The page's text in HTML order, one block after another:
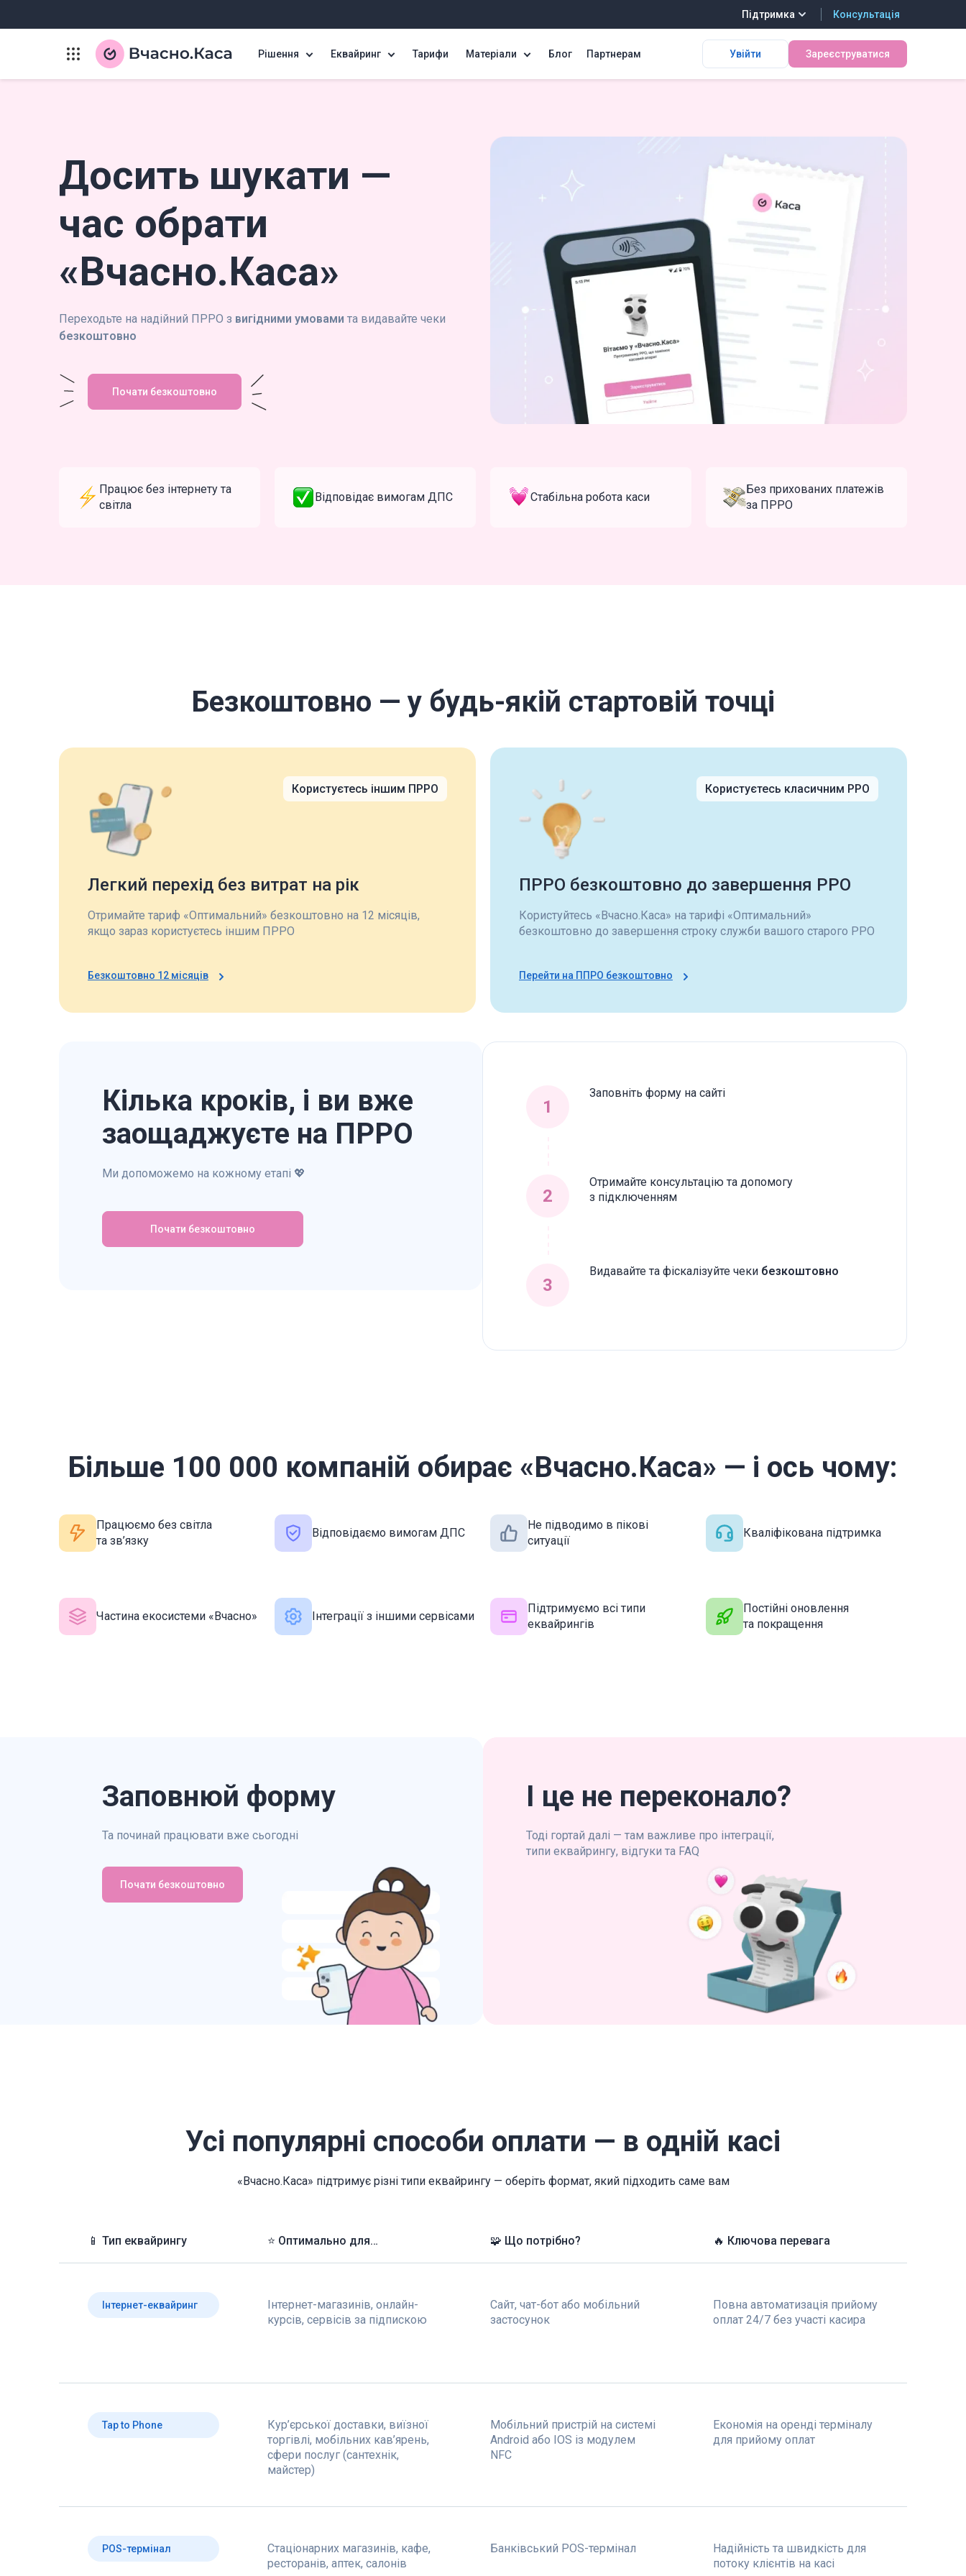
Підтримка Консультація
Рішення Еквайринг Тарифи Матеріали Блог Партнерам Увійти Зареєструватися
Досить шукати —
час обрати
«Вчасно.Каса»
Переходьте на надійний ПРРО з вигідними умовами та видавайте чеки
безкоштовно
Почати безкоштовно
Працює без інтернету та
світла
Відповідає вимогам ДПС Стабільна робота каси
Без прихованих платежів
за ПРРО
Безкоштовно — у будь-якій стартовій точці
Користуєтесь іншим ПРРО
Легкий перехід без витрат на рік
Отримайте тариф «Оптимальний» безкоштовно на 12 місяців,
якщо зараз користуєтесь іншим ПРРО
Безкоштовно 12 місяців
Користуєтесь класичним РРО
ПРРО безкоштовно до завершення РРО
Користуйтесь «Вчасно.Каса» на тарифі «Оптимальний»
безкоштовно до завершення строку служби вашого старого РРО
Перейти на ППРО безкоштовно
Кілька кроків, і ви вже
заощаджуєте на ПРРО
Ми допоможемо на кожному етапі 💖
Почати безкоштовно
Заповніть форму на сайті
Отримайте консультацію та допомогу
з підключенням
Видавайте та фіскалізуйте чеки безкоштовно
Більше 100 000 компаній обирає «Вчасно.Каса» — і ось чому:
Працюємо без світла
та зв’язку
Відповідаємо вимогам ДПС
Не підводимо в пікові
ситуації
Кваліфікована підтримка
Частина екосистеми «Вчасно» Інтеграції з іншими сервісами
Підтримуємо всі типи
еквайрингів
Постійні оновлення
та покращення
Заповнюй форму
Та починай працювати вже сьогодні
Почати безкоштовно
І це не переконало?
Тоді гортай далі — там важливе про інтеграції,
типи еквайрингу, відгуки та FAQ
Усі популярні способи оплати — в одній касі
«Вчасно.Каса» підтримує різні типи еквайрингу — оберіть формат, який підходить саме вам
📱 Тип еквайрингу ⭐ Оптимально для… 🧩 Що потрібно? 🔥 Ключова перевага
Інтернет-еквайринг
Інтернет-магазинів, онлайн-
курсів, сервісів за підпискою
Сайт, чат-бот або мобільний
застосунок
Повна автоматизація прийому
оплат 24/7 без участі касира
Tap to Phone
Кур’єрської доставки, виїзної
торгівлі, мобільних кав’ярень,
сфери послуг (сантехнік,
майстер)
Мобільний пристрій на системі
Android або IOS із модулем
NFC
Економія на оренді терміналу
для прийому оплат
POS-термінал
Стаціонарних магазинів, кафе,
ресторанів, аптек, салонів
Банківський POS-термінал
Надійність та швидкість для
потоку клієнтів на касі